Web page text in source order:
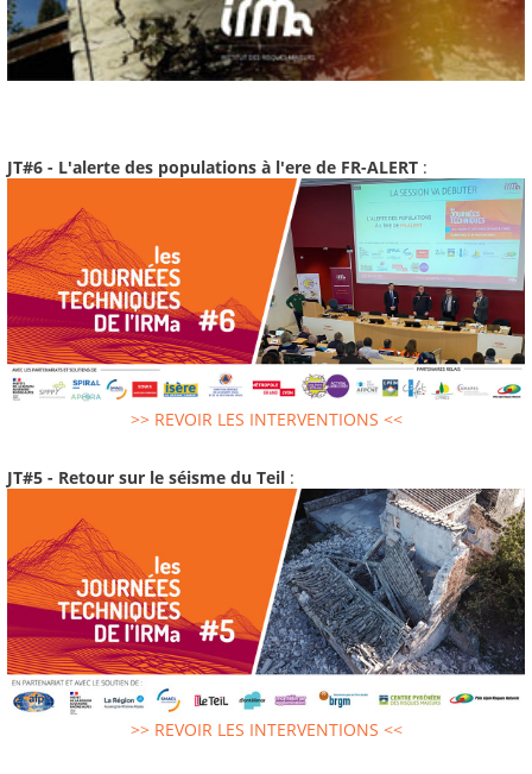
JT#6 - L'alerte des populations à l'ere de FR-ALERT :
>> REVOIR LES INTERVENTIONS <<
JT#5 - Retour sur le séisme du Teil :
>> REVOIR LES INTERVENTIONS <<